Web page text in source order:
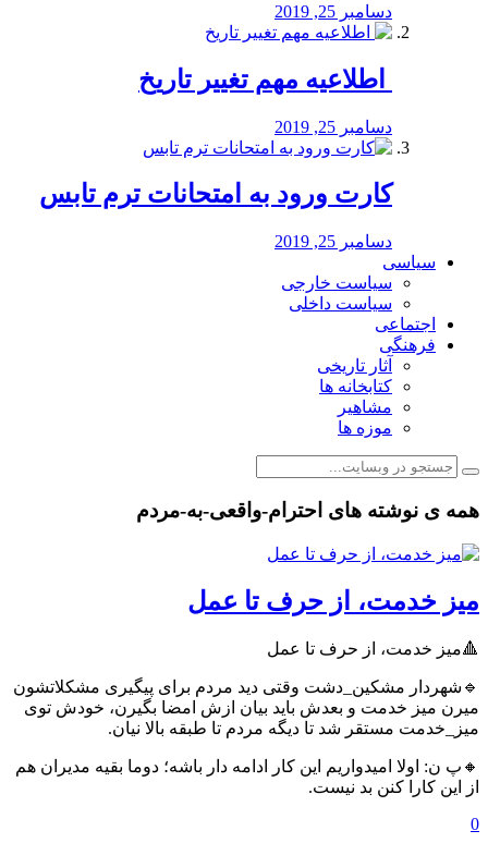
دسامبر 25, 2019
️ اطلاعیه مهم تغییر تاریخ
دسامبر 25, 2019
کارت ورود به امتحانات ترم تابس
دسامبر 25, 2019
سیاسی
سیاست خارجی
سیاست داخلی
اجتماعی
فرهنگی
آثار تاریخی
کتابخانه ها
مشاهیر
موزه ها
همه ی نوشته های احترام-واقعی-به-مردم
میز خدمت، از حرف تا عمل
🔺میز خدمت، از حرف تا عمل
🔹شهردار مشکین_دشت وقتی دید مردم برای پیگیری مشکلاتشون
میرن میز خدمت و بعدش باید بیان ازش امضا بگیرن، خودش توی
میز_خدمت مستقر شد تا دیگه مردم تا طبقه بالا نیان.
🔸پ ن: اولا امیدواریم این کار ادامه دار باشه؛ دوما بقیه مدیران هم
از این کارا کنن بد نیست.
0